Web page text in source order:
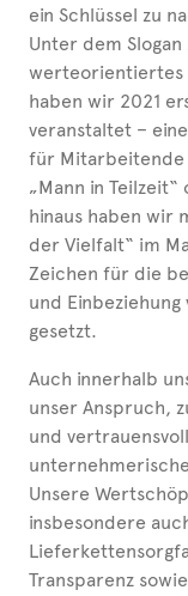
ein Schlüssel zu
Unter dem
werteorientiertes
haben wir 2021
veranstaltet –
für Mitar­bei­tende
„Mann in
hinaus haben wir
der Vielfalt“ im
Zeichen für die
und
gesetzt.
Auch innerhalb
unser Anspruch,
und
Unsere
insbesondere
Transparenz